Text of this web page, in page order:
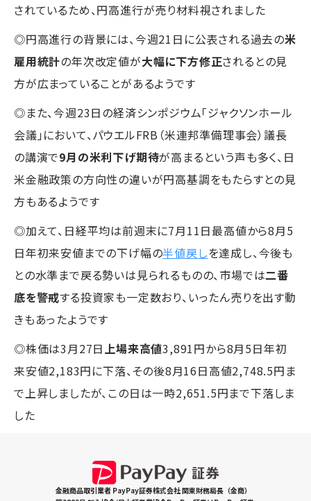
されているため、円高進行が売り材料視されました
◎円高進行の背景には、今週21日に公表される過去の米
雇用統計の年次改定値が大幅に下方修正されるとの見
方が広まっていることがあるようです
◎また、今週23日の経済シンポジウム「ジャクソンホール
会議」において、パウエルFRB（米連邦準備理事会）議長
の講演で9月の米利下げ期待が高まるという声も多く、日
米金融政策の方向性の違いが円高基調をもたらすとの見
方もあるようです
◎加えて、日経平均は前週末に7月11日最高値から8月5
日年初来安値までの下げ幅の半値戻しを達成し、今後も
との水準まで戻る勢いは見られるものの、市場では二番
底を警戒する投資家も一定数おり、いったん売りを出す動
きもあったようです
◎株価は3月27日 上場来高値3,891円から8月5日年初
来安値2,183円に下落、その後8月16日高値2,748.5円ま
で上昇しましたが、この日は一時2,651.5円まで下落しま
した
金融商品取引業者 PayPay証券株式会社 関東財務局長（金商）